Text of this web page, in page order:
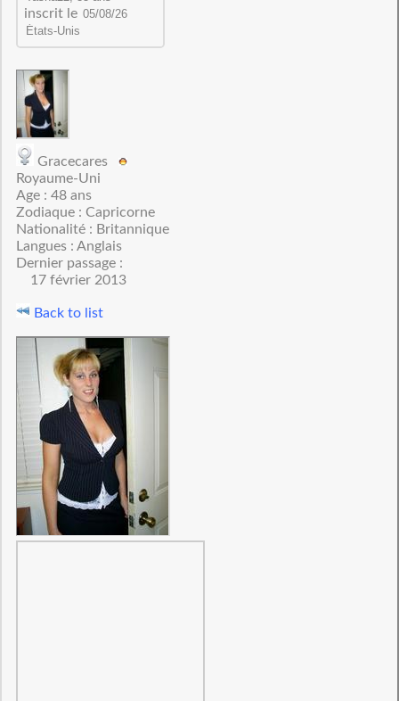
inscrit le
Gracecares
Royaume-Uni
Age : 48 ans
Zodiaque : Capricorne
Nationalité : Britannique
Langues : Anglais
Dernier passage :
17 février 2013
Back to list